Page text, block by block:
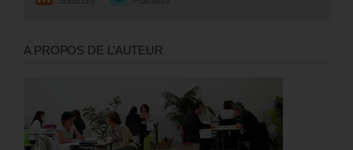
A PROPOS DE L’AUTEUR